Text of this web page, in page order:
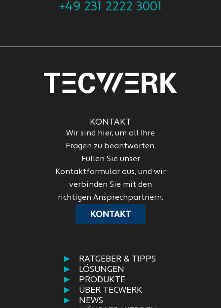
+49 231 2222 3001
RATGEBER & TIPPS
LÖSUNGEN
PRODUKTE
ÜBER TECWERK
NEWS
KONTAKT
Wir sind hier, um all Ihre
Fragen zu beantworten.
Füllen Sie unser
Kontaktformular aus, und wir
verbinden Sie mit den
richtigen Ansprechpartnern.
KONTAKT